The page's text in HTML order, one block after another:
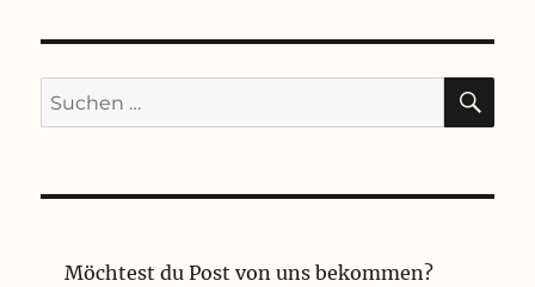
Suchen
nach:
Möchtest du Post von uns bekommen?